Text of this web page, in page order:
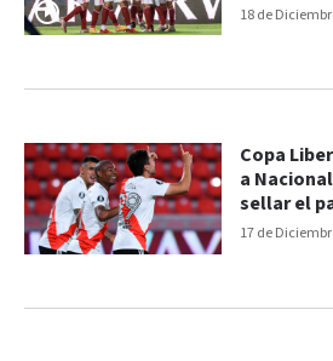
18 de
17 de
Copa
a
sellar el